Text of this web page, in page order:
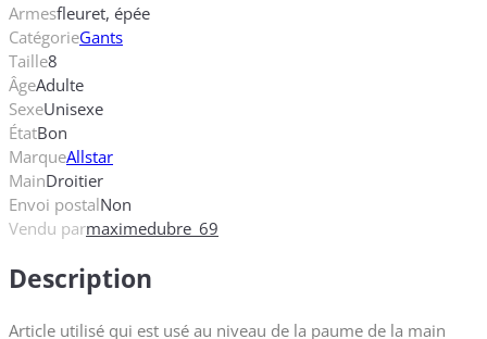
Armesfleuret, épée
CatégorieGants
Taille8
ÂgeAdulte
SexeUnisexe
ÉtatBon
MarqueAllstar
MainDroitier
Envoi postalNon
Vendu parmaximedubre_69
Description
Article utilisé qui est usé au niveau de la paume de la main